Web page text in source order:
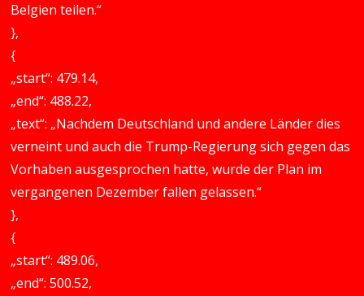
Belgien teilen.“
},
{
„start“: 479.14,
„end“: 488.22,
„text“: „Nachdem Deutschland und andere Länder dies
verneint und auch die Trump-Regierung sich gegen das
Vorhaben ausgesprochen hatte, wurde der Plan im
vergangenen Dezember fallen gelassen.“
},
{
„start“: 489.06,
„end“: 500.52,